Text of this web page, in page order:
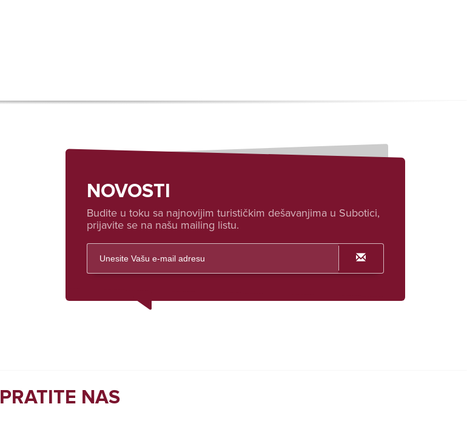
NOVOSTI
Budite u toku sa najnovijim turističkim dešavanjima u Subotici,
prijavite se na našu mailing listu.
PRATITE NAS